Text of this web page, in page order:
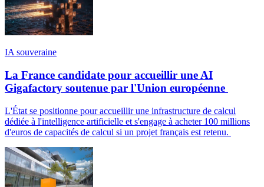
IA souveraine
La France candidate pour accueillir une AI
Gigafactory soutenue par l'Union européenne
L'État se positionne pour accueillir une infrastructure de calcul
dédiée à l'intelligence artificielle et s'engage à acheter 100 millions
d'euros de capacités de calcul si un projet français est retenu.